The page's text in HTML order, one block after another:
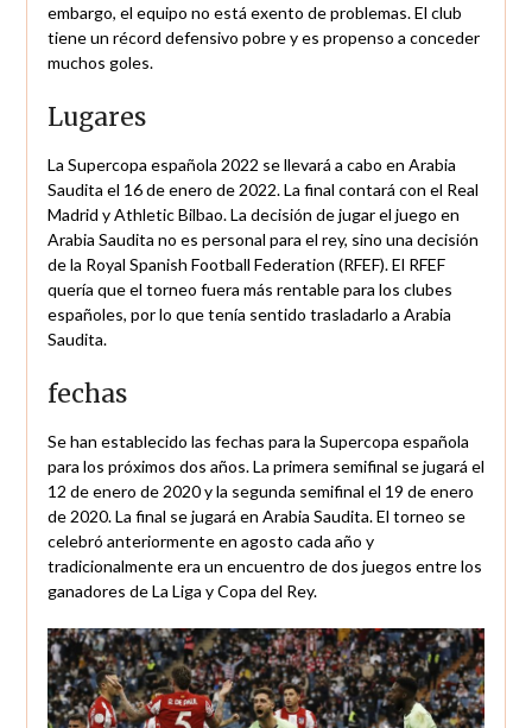
embargo, el equipo no está exento de problemas. El club
tiene un récord defensivo pobre y es propenso a conceder
muchos goles.
Lugares
La Supercopa española 2022 se llevará a cabo en Arabia
Saudita el 16 de enero de 2022. La final contará con el Real
Madrid y Athletic Bilbao. La decisión de jugar el juego en
Arabia Saudita no es personal para el rey, sino una decisión
de la Royal Spanish Football Federation (RFEF). El RFEF
quería que el torneo fuera más rentable para los clubes
españoles, por lo que tenía sentido trasladarlo a Arabia
Saudita.
fechas
Se han establecido las fechas para la Supercopa española
para los próximos dos años. La primera semifinal se jugará el
12 de enero de 2020 y la segunda semifinal el 19 de enero
de 2020. La final se jugará en Arabia Saudita. El torneo se
celebró anteriormente en agosto cada año y
tradicionalmente era un encuentro de dos juegos entre los
ganadores de La Liga y Copa del Rey.